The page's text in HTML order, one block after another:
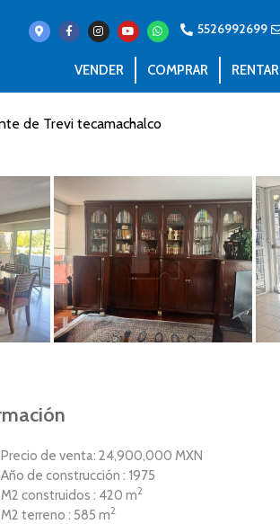
5526992699
VENDER COMPRAR RENTAR
de Trevi tecamachalco
Precio de venta: 24,900,000 MXN
Año de construcción : 1975
M2 construidos : 420 m2
M2 terreno : 585 m2